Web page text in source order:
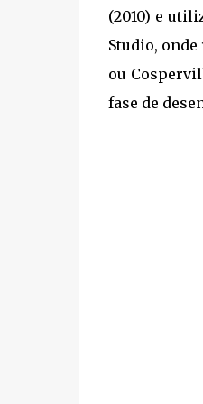
(2010) e
Studio,
ou
fase de